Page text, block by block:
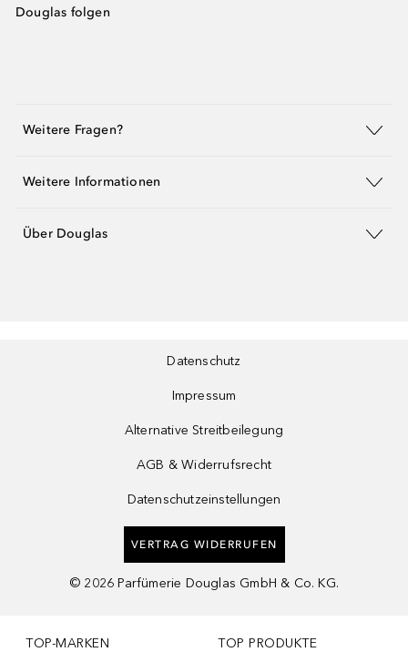
Douglas folgen
Weitere Fragen?
Weitere Informationen
Über Douglas
Datenschutz
Impressum
Alternative Streitbeilegung
AGB & Widerrufsrecht
Datenschutzeinstellungen
VERTRAG WIDERRUFEN
© 2026 Parfümerie Douglas GmbH & Co. KG.
TOP-MARKEN TOP PRODUKTE